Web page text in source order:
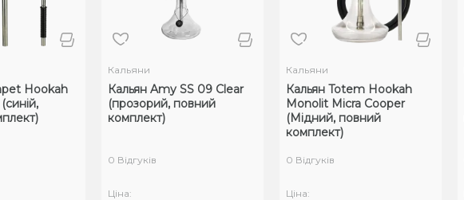
Hookah
Кальяни
Кальян Amy SS 09 Clear
(прозорий, повний
комплект)
0 Відгуків
Ціна:
Кальяни
Кальян Totem Hookah
Monolit Micra Cooper
(Мідний, повний
комплект)
0 Відгуків
Ціна: